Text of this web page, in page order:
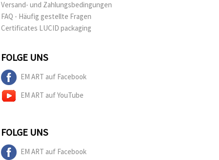
Versand- und Zahlungsbedingungen
FAQ - Häufig gestellte Fragen
Certificates LUCID packaging
FOLGE UNS
EM ART auf Facebook
EM ART auf YouTube
FOLGE UNS
EM ART auf Facebook